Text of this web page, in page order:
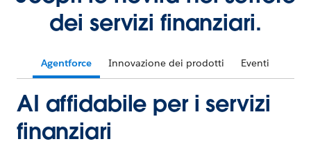
dei servizi finanziari.
Agentforce Innovazione dei prodotti Eventi
AI affidabile per i servizi
finanziari